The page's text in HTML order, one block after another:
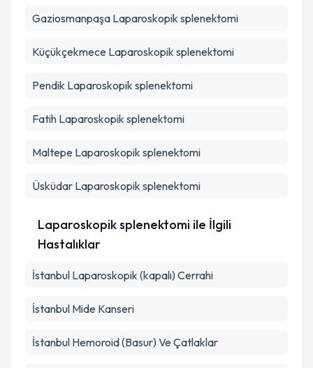
Gaziosmanpaşa Laparoskopik splenektomi
Küçükçekmece Laparoskopik splenektomi
Pendik Laparoskopik splenektomi
Fatih Laparoskopik splenektomi
Maltepe Laparoskopik splenektomi
Üsküdar Laparoskopik splenektomi
Laparoskopik splenektomi ile İlgili
Hastalıklar
İstanbul Laparoskopik (kapalı) Cerrahi
İstanbul Mide Kanseri
İstanbul Hemoroid (Basur) Ve Çatlaklar